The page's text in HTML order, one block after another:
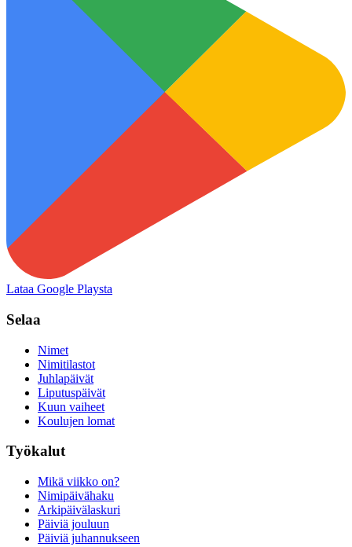
Lataa Google Playsta
Selaa
Nimet
Nimitilastot
Juhlapäivät
Liputuspäivät
Kuun vaiheet
Koulujen lomat
Työkalut
Mikä viikko on?
Nimipäivähaku
Arkipäivälaskuri
Päiviä jouluun
Päiviä juhannukseen